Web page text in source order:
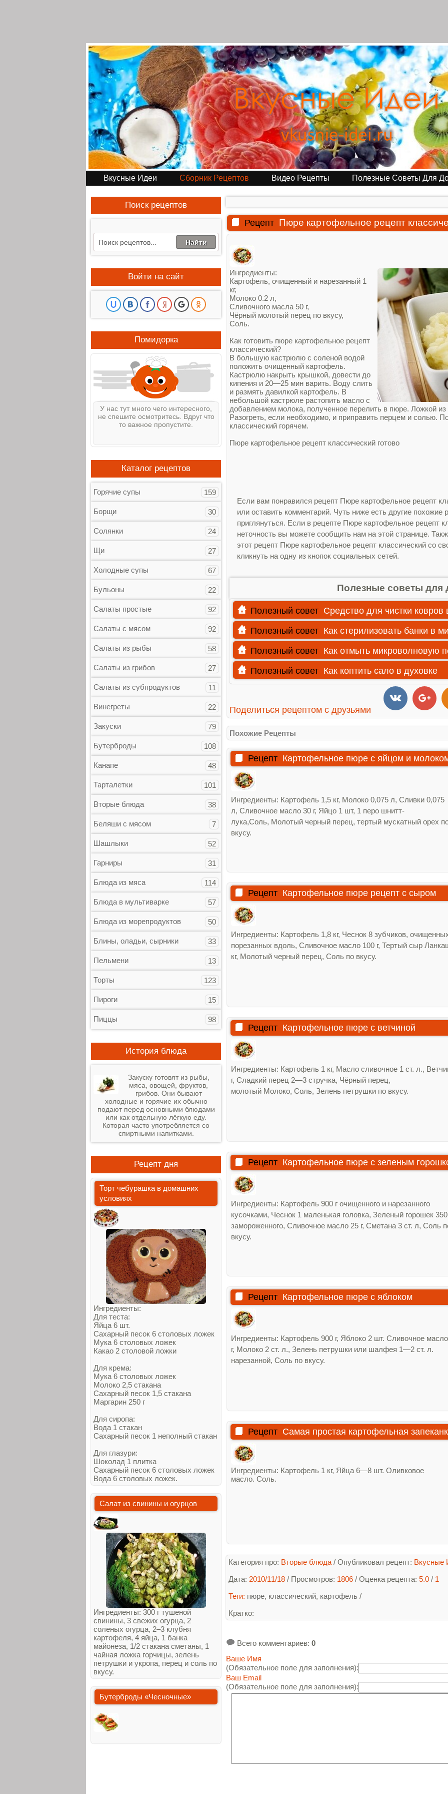
Вкусные Идеи Сборник Рецептов Видео Рецепты Полезные Советы Для
Рецепт Пюре картофельное рецепт
Ингредиенты:
Картофель, очищенный и нарезанный 1
кг,
Молоко 0.2 л,
Сливочного масла 50 г,
Чёрный молотый перец по вкусу,
Соль.
Как готовить пюре картофельное рецепт
классический?
В большую кастрюлю с соленой водой
положить очищенный картофель.
Кастрюлю накрыть крышкой, довести до
кипения и 20—25 мин варить. Воду слить
и размять давилкой картофель. В
небольшой кастрюле растопить масло с
добавлением молока, полученное перелить в пюре. Ложкой из
Разогреть, если необходимо, и приправить перцем и солью.
классический горячем.
Пюре картофельное рецепт классический готово
Если вам понравился рецепт Пюре картофельное рецепт
или оставить комментарий. Чуть ниже есть другие
приглянуться. Если в рецепте Пюре картофельное рецепт
неточность вы можете сообщить нам на этой странице.
этот рецепт Пюре картофельное рецепт классический со
кликнуть на одну из кнопок социальных сетей.
Полезные советы для
Полезный совет Средство для чистки
Полезный совет Как стерилизовать банки в
Полезный совет Как отмыть микроволновую
Полезный совет Как коптить сало в духовке
Поделиться рецептом с друзьями
Похожие Рецепты
Рецепт Картофельное пюре с яйцом и
Ингредиенты: Картофель 1,5 кг, Молоко 0,075 л, Сливки 0,075
л, Сливочное масло 30 г, Яйцо 1 шт, 1 перо шнитт-
лука,Соль, Молотый черный перец, тертый мускатный орех
вкусу.
Рецепт Картофельное пюре рецепт с сыром
Ингредиенты: Картофель 1,8 кг, Чеснок 8 зубчиков,
порезанных вдоль, Сливочное масло 100 г, Тертый сыр
кг, Молотый черный перец, Соль по вкусу.
Рецепт Картофельное пюре с ветчиной
Ингредиенты: Картофель 1 кг, Масло сливочное 1 ст. л.,
г, Сладкий перец 2—3 стручка, Чёрный перец,
молотый Молоко, Соль, Зелень петрушки по вкусу.
Рецепт Картофельное пюре с зеленым
Ингредиенты: Картофель 900 г очищенного и нарезанного
кусочками, Чеснок 1 маленькая головка, Зеленый горошек 350
замороженного, Сливочное масло 25 г, Сметана 3 ст. л, Соль
вкусу.
Рецепт Картофельное пюре с яблоком
Ингредиенты: Картофель 900 г, Яблоко 2 шт. Сливочное
г, Молоко 2 ст. л., Зелень петрушки или шалфея 1—2 ст. л.
нарезанной, Соль по вкусу.
Рецепт Самая простая картофельная
Ингредиенты: Картофель 1 кг, Яйца 6—8 шт. Оливковое
масло. Соль.
Категория про: Вторые блюда / Опубликовал рецепт: Вкусные
Дата: 2010/11/18 / Просмотров: 1806 / Оценка рецепта: 5.0 / 1
Теги: пюре, классический, картофель /
Кратко:
Всего комментариев: 0
Ваше Имя
(Обязательное поле для заполнения):
Ваш Email
(Обязательное поле для заполнения):
Поиск рецептов
Войти на сайт
Помидорка
У нас тут много чего интересного,
не спешите осмотритесь. Вдруг что
то важное пропустите.
Каталог рецептов
Горячие супы 159
Борщи 30
Солянки 24
Щи 27
Холодные супы 67
Бульоны 22
Салаты простые 92
Салаты с мясом 92
Салаты из рыбы 58
Салаты из грибов 27
Салаты из субпродуктов 11
Винегреты 22
Закуски 79
Бутерброды 108
Канапе 48
Тарталетки 101
Вторые блюда 38
Беляши с мясом 7
Шашлыки 52
Гарниры 31
Блюда из мяса 114
Блюда в мультиварке 57
Блюда из морепродуктов 50
Блины, оладьи, сырники 33
Пельмени 13
Торты 123
Пироги 15
Пиццы 98
История блюда
Закуску готовят из рыбы,
мяса, овощей, фруктов,
грибов. Они бывают
холодные и горячие их обычно
подают перед основными блюдами
или как отдельную лёгкую еду.
Которая часто употребляется со
спиртными напитками.
Рецепт дня
Торт чебурашка в домашних
условиях
Ингредиенты:
Для теста:
Яйца 6 шт.
Сахарный песок 6 столовых ложек
Мука 6 столовых ложек
Какао 2 столовой ложки
Для крема:
Мука 6 столовых ложек
Молоко 2,5 стакана
Сахарный песок 1,5 стакана
Маргарин 250 г
Для сиропа:
Вода 1 стакан
Сахарный песок 1 неполный стакан
Для глазури:
Шоколад 1 плитка
Сахарный песок 6 столовых ложек
Вода 6 столовых ложек.
Салат из свинины и огурцов
Ингредиенты: 300 г тушеной
свинины, 3 свежих огурца, 2
соленых огурца, 2–3 клубня
картофеля, 4 яйца, 1 банка
майонеза, 1/2 стакана сметаны, 1
чайная ложка горчицы, зелень
петрушки и укропа, перец и соль по
вкусу.
Бутерброды «Чесночные»